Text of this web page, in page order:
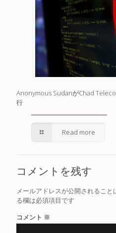
Anonymous SudanがChad
行
Read more
コメントを残す
メールアドレスが公開されること
る欄は必須項目です
コメント ※